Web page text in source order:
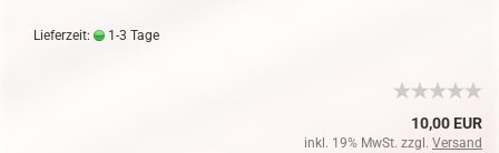
Lieferzeit: 1-3 Tage
10,00 EUR
inkl. 19% MwSt. zzgl. Versand